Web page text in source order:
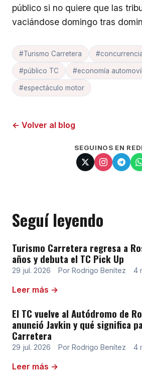
público si no quiere que las
vaciándose domingo tras
#Turismo Carretera
#público TC #economía
#espectáculo motor
← Volver al blog
SEGUINOS EN
Seguí leyendo
Turismo Carretera regresa a
años y debuta el TC Pick Up
29 jul. 2026 · Por Rodrigo Benítez · 4
Leer más →
El TC vuelve al Autódromo de
anunció Javkin y qué significa
Carretera
29 jul. 2026 · Por Rodrigo Benítez · 4
Leer más →